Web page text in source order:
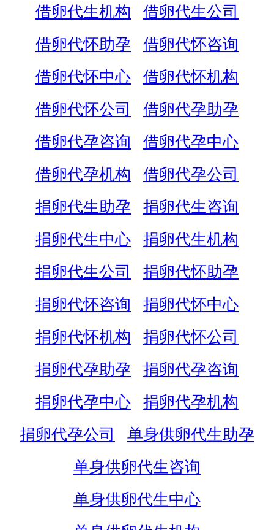
借卵代生机构
借卵代生公司
借卵代怀助孕
借卵代怀咨询
借卵代怀中心
借卵代怀机构
借卵代怀公司
借卵代孕助孕
借卵代孕咨询
借卵代孕中心
借卵代孕机构
借卵代孕公司
捐卵代生助孕
捐卵代生咨询
捐卵代生中心
捐卵代生机构
捐卵代生公司
捐卵代怀助孕
捐卵代怀咨询
捐卵代怀中心
捐卵代怀机构
捐卵代怀公司
捐卵代孕助孕
捐卵代孕咨询
捐卵代孕中心
捐卵代孕机构
捐卵代孕公司
单身供卵代生助孕
单身供卵代生咨询
单身供卵代生中心